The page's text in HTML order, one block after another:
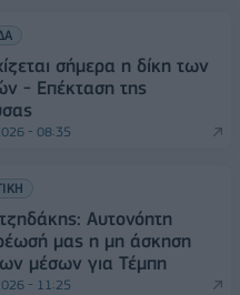
σήμερα η δίκη των
- Επέκταση της
- 08:35
Αυτονόητη
μας η μη άσκηση
μέσων για Τέμπη
- 11:25